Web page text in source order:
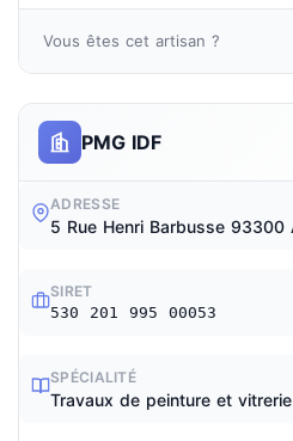
Vous êtes cet artisan ?
PMG IDF
ADRESSE
5 Rue Henri Barbusse 93300
SIRET
530 201 995 00053
SPÉCIALITÉ
Travaux de peinture et vitrerie